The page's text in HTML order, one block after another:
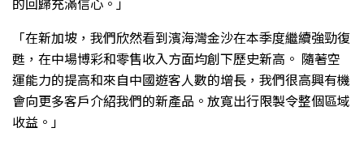
「在新加坡，我們欣然看到濱海灣金沙在本季度繼續強勁復
甦，在中場博彩和零售收入方面均創下歷史新高。 隨著空
運能力的提高和來自中國遊客人數的增長，我們很高興有機
會向更多客戶介紹我們的新產品。放寬出行限製令整個區域
收益。」